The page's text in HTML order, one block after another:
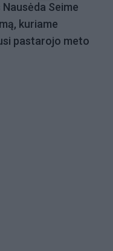
Seime
kuriame
pastarojo meto